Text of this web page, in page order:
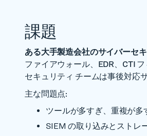
課題
ある大手製造会社のサイバーセ
ファイアウォール、EDR、CTI
セキュリティ チームは事後対応
主な問題点:
ツールが多すぎ、重複が多
SIEM の取り込みとストレ